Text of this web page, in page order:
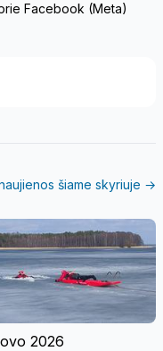
Facebook (Meta)
šiame skyriuje →
2026